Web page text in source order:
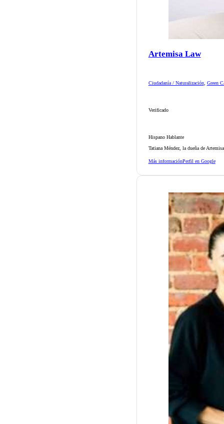
Artemisa Law
Ciudadanía / Naturalización, Green
Verificado
Hispano Hablante
Tatiana Méndez, la dueña de
Más informaciónPerfil en Google